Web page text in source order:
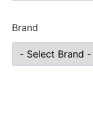
Brand